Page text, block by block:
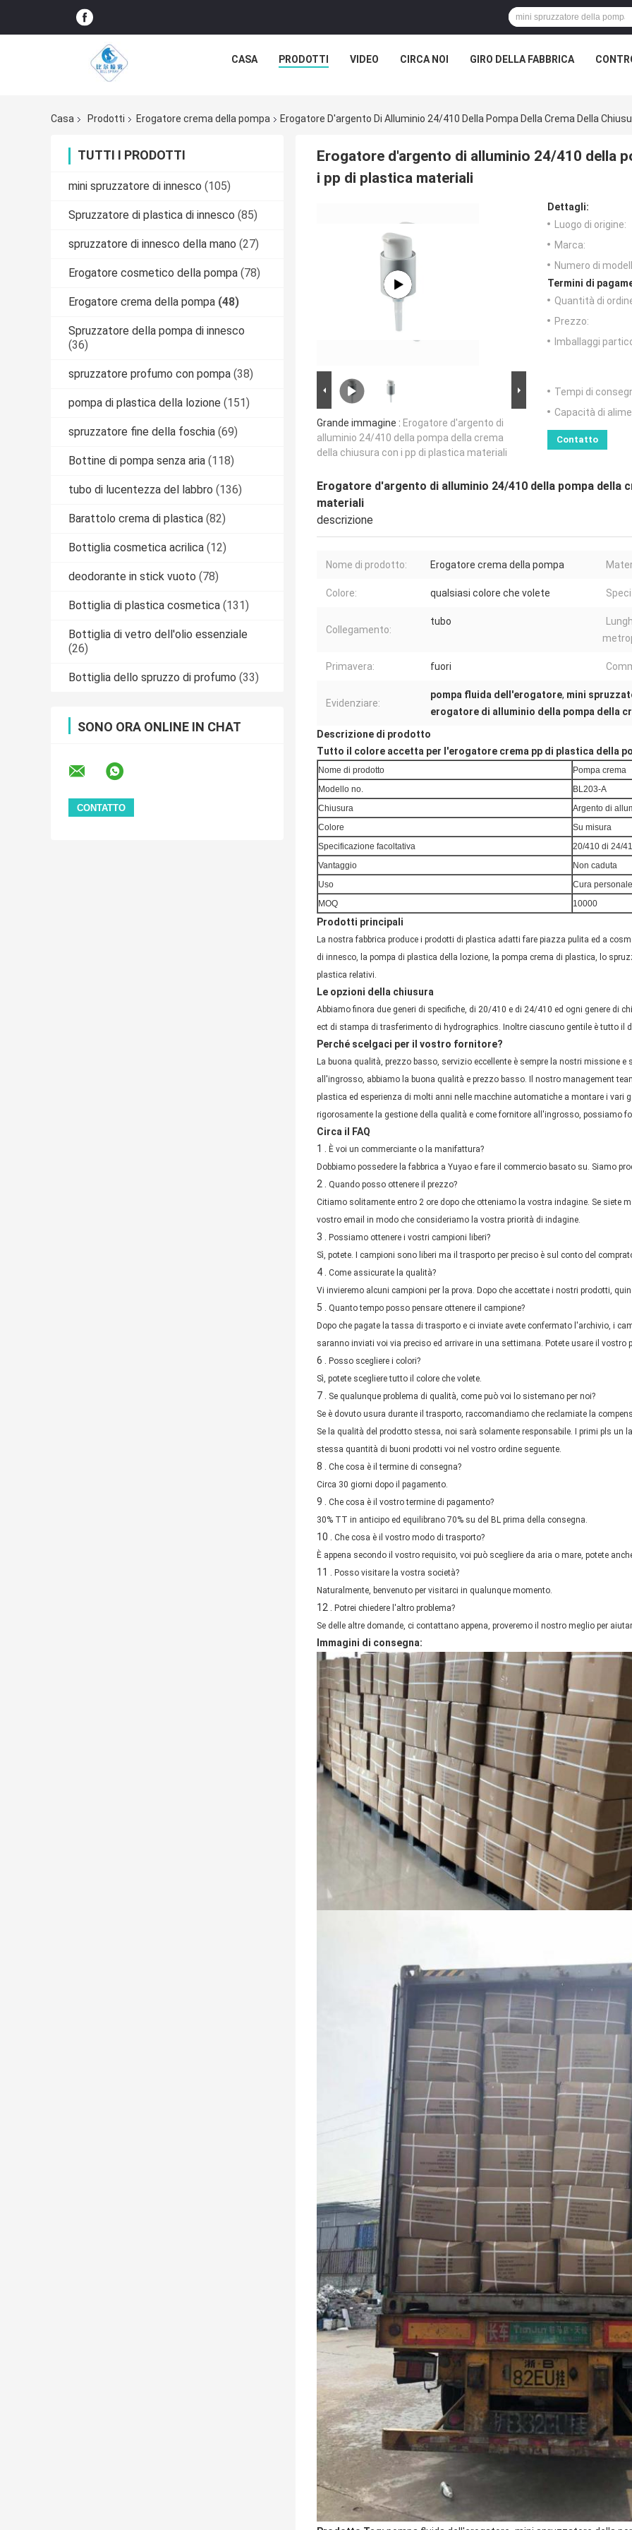
CASA PRODOTTI VIDEO CIRCA NOI GIRO DELLA FABBRICA
Casa Prodotti Erogatore crema della pompa Erogatore D'argento Di Alluminio 24/410 Della Pompa Della Crema Della
TUTTI I PRODOTTI
mini spruzzatore di innesco (105)
Spruzzatore di plastica di innesco (85)
spruzzatore di innesco della mano (27)
Erogatore cosmetico della pompa (78)
Erogatore crema della pompa (48)
Spruzzatore della pompa di innesco
(36)
spruzzatore profumo con pompa (38)
pompa di plastica della lozione (151)
spruzzatore fine della foschia (69)
Bottine di pompa senza aria (118)
tubo di lucentezza del labbro (136)
Barattolo crema di plastica (82)
Bottiglia cosmetica acrilica (12)
deodorante in stick vuoto (78)
Bottiglia di plastica cosmetica (131)
Bottiglia di vetro dell'olio essenziale
(26)
Bottiglia dello spruzzo di profumo (33)
SONO ORA ONLINE IN CHAT
Erogatore d'argento di alluminio 24/410 della
i pp di plastica materiali
Grande immagine : Erogatore d'argento di
alluminio 24/410 della pompa della crema
della chiusura con i pp di plastica materiali
Dettagli:
Luogo di origine:
Marca:
Numero di
Termini di
Quantità di
Prezzo:
Imballaggi
Tempi di
Capacità di
Contatto
Erogatore d'argento di alluminio 24/410 della pompa della
materiali
descrizione
Nome di prodotto: Erogatore crema della pompa
Colore: qualsiasi colore che volete
Collegamento:
tubo
Primavera: fuori
Evidenziare:
pompa fluida dell'erogatore, mini
erogatore di alluminio della pompa della
Descrizione di prodotto
Tutto il colore accetta per l'erogatore crema pp di plastica della
Nome di prodotto
Pompa crema
Modello no.
BL203-A
Chiusura
Argento di
Colore
Su misura
Specificazione facoltativa
20/410 di 24/
Vantaggio
Non caduta
Uso
Cura personale
MOQ
10000
Prodotti principali
La nostra fabbrica produce i prodotti di plastica adatti fare piazza pulita ed a
di innesco, la pompa di plastica della lozione, la pompa crema di plastica, lo
plastica relativi.
Le opzioni della chiusura
Abbiamo finora due generi di specifiche, di 20/410 e di 24/410 ed ogni genere di
ect di stampa di trasferimento di hydrographics. Inoltre ciascuno gentile è tutto il
Perché scelgaci per il vostro fornitore?
La buona qualità, prezzo basso, servizio eccellente è sempre la nostri missione
all'ingrosso, abbiamo la buona qualità e prezzo basso. Il nostro management
plastica ed esperienza di molti anni nelle macchine automatiche a montare i vari
rigorosamente la gestione della qualità e come fornitore all'ingrosso, possiamo
Circa il FAQ
1 . È voi un commerciante o la manifattura?
Dobbiamo possedere la fabbrica a Yuyao e fare il commercio basato su. Siamo
2 . Quando posso ottenere il prezzo?
Citiamo solitamente entro 2 ore dopo che otteniamo la vostra indagine. Se siete
vostro email in modo che consideriamo la vostra priorità di indagine.
3 . Possiamo ottenere i vostri campioni liberi?
Sì, potete. I campioni sono liberi ma il trasporto per preciso è sul conto del
4 . Come assicurate la qualità?
Vi invieremo alcuni campioni per la prova. Dopo che accettate i nostri prodotti,
5 . Quanto tempo posso pensare ottenere il campione?
Dopo che pagate la tassa di trasporto e ci inviate avete confermato l'archivio, i
saranno inviati voi via preciso ed arrivare in una settimana. Potete usare il vostro
6 . Posso scegliere i colori?
Sì, potete scegliere tutto il colore che volete.
7 . Se qualunque problema di qualità, come può voi lo sistemano per noi?
Se è dovuto usura durante il trasporto, raccomandiamo che reclamiate la
Se la qualità del prodotto stessa, noi sarà solamente responsabile. I primi pls un
stessa quantità di buoni prodotti voi nel vostro ordine seguente.
8 . Che cosa è il termine di consegna?
Circa 30 giorni dopo il pagamento.
9 . Che cosa è il vostro termine di pagamento?
30% TT in anticipo ed equilibrano 70% su del BL prima della consegna.
10 . Che cosa è il vostro modo di trasporto?
È appena secondo il vostro requisito, voi può scegliere da aria o mare, potete
11 . Posso visitare la vostra società?
Naturalmente, benvenuto per visitarci in qualunque momento.
12 . Potrei chiedere l'altro problema?
Se delle altre domande, ci contattano appena, proveremo il nostro meglio per
Immagini di consegna: